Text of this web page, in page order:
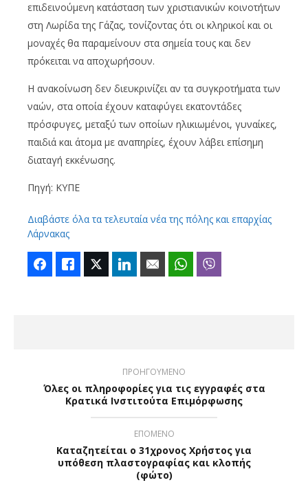
επιδεινούμενη κατάσταση των χριστιανικών κοινοτήτων
στη Λωρίδα της Γάζας, τονίζοντας ότι οι κληρικοί και οι
μοναχές θα παραμείνουν στα σημεία τους και δεν
πρόκειται να αποχωρήσουν.
Η ανακοίνωση δεν διευκρινίζει αν τα συγκροτήματα των
ναών, στα οποία έχουν καταφύγει εκατοντάδες
πρόσφυγες, μεταξύ των οποίων ηλικιωμένοι, γυναίκες,
παιδιά και άτομα με αναπηρίες, έχουν λάβει επίσημη
διαταγή εκκένωσης.
Πηγή: ΚΥΠΕ
Διαβάστε όλα τα τελευταία νέα της πόλης και επαρχίας
Λάρνακας
FacebookLike Twitter LinkedIn Email WhatsApp
ΠΡΟΗΓΟΥΜΕΝΟ
Όλες οι πληροφορίες για τις εγγραφές στα
Κρατικά Ινστιτούτα Επιμόρφωσης
ΕΠΟΜΕΝΟ
Καταζητείται ο 31χρονος Χρήστος για
υπόθεση πλαστογραφίας και κλοπής
(φώτο)